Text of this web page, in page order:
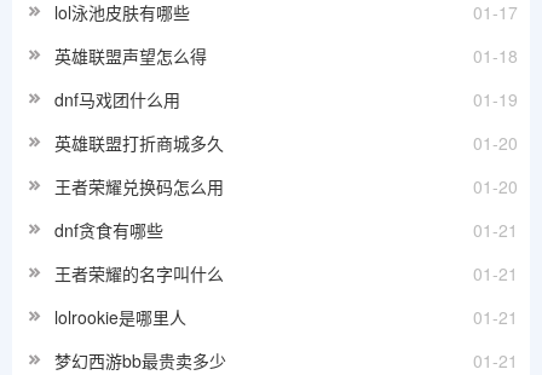
01-17
lol泳池皮肤有哪些
01-18
英雄联盟声望怎么得
01-19
dnf马戏团什么用
01-20
英雄联盟打折商城多久
01-20
王者荣耀兑换码怎么用
01-21
dnf贪食有哪些
01-21
王者荣耀的名字叫什么
01-21
lolrookie是哪里人
01-21
梦幻西游bb最贵卖多少